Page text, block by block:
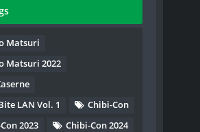
Matsuri
Matsuri 2022
LAN Vol. 1
Chibi-Con
2023
Chibi-Con 2024